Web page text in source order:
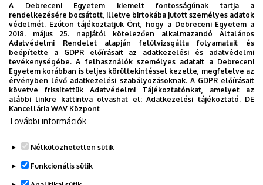
HÍREK
ESEMÉNYEK
HASZNOS LINKEK
KAPCSOLAT
DR. ANTUS SÁNDOR - NEKROLÓG
Legutóbbi frissítés: 2020. 08. 18. 09:03
A Debreceni Egyetem kiemelt fontosságúnak tartja a
rendelkezésére bocsátott, illetve birtokába jutott személyes adatok
védelmét. Ezúton tájékoztatjuk Önt, hogy a Debreceni Egyetem a
2018. május 25. napjától kötelezően alkalmazandó Általános
Adatvédelmi Rendelet alapján felülvizsgálta folyamatait és
beépítette a GDPR előírásait az adatkezelési és adatvédelmi
tevékenységébe. A felhasználók személyes adatait a Debreceni
Egyetem korábban is teljes körültekintéssel kezelte, megfelelve az
érvényben lévő adatkezelési szabályozásoknak. A GDPR előírásait
követve frissítettük Adatvédelmi Tájékoztatónkat, amelyet az
alábbi linkre kattintva olvashat el:Adatkezelési tájékoztató. DE
Kancellária WAV Központ
További információk
Nélkülözhetetlen sütik
Funkcionális sütik